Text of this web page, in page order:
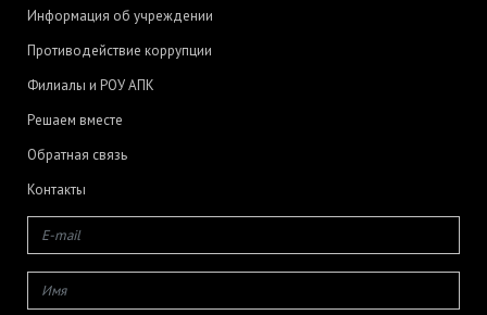
Информация об учреждении
Противодействие коррупции
Филиалы и РОУ АПК
Решаем вместе
Обратная связь
Контакты